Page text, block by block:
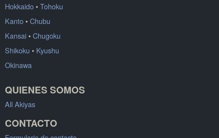
Hokkaido•Tohoku
Kanto•Chubu
Kansai•Chugoku
Shikoku • Kyushu
Okinawa
QUIENES SOMOS
All Akiyas
CONTACTO